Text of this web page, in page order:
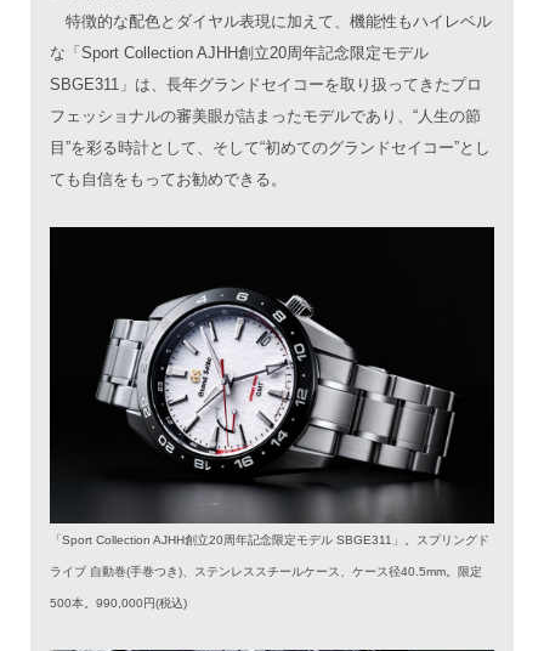
特徴的な配色とダイヤル表現に加えて、機能性もハイレベル
な「Sport Collection AJHH創立20周年記念限定モデル
SBGE311」は、長年グランドセイコーを取り扱ってきたプロ
フェッショナルの審美眼が詰まったモデルであり、“人生の節
目”を彩る時計として、そして“初めてのグランドセイコー”とし
ても自信をもってお勧めできる。
「Sport Collection AJHH創立20周年記念限定モデル SBGE311」。スプリングド
ライブ 自動巻(手巻つき)、ステンレススチールケース、ケース径40.5mm。限定
500本。990,000円(税込)